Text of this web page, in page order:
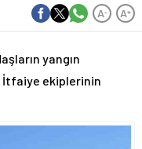
A+
A-
yangın
İtfaiye ekiplerinin